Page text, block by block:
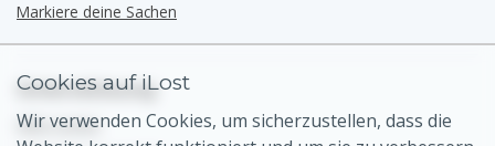
Markiere deine Sachen
Unterstützung
Hilfe-Center
Cookies auf iLost
Wir verwenden Cookies, um sicherzustellen, dass die